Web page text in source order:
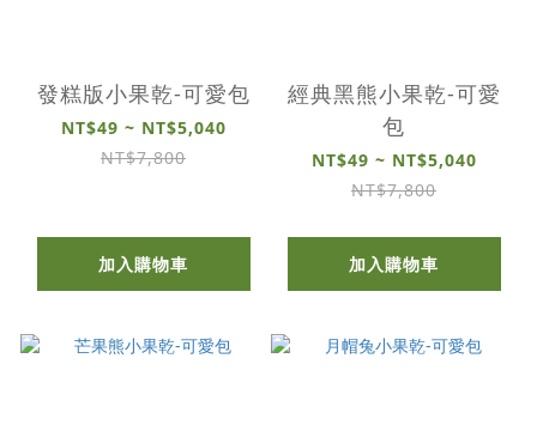
發糕版小果乾-可愛包
NT$49 ~ NT$5,040
NT$7,800
加入購物車
經典黑熊小果乾-可愛
包
NT$49 ~ NT$5,040
NT$7,800
加入購物車